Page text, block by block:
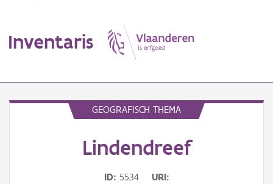
Inventaris
GEOGRAFISCH THEMA
Lindendreef
ID 5534
URI